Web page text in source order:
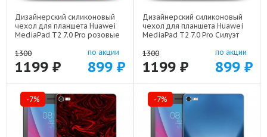
Дизайнерский силиконовый
чехол для планшета Huawei
MediaPad T2 7.0 Pro розовые
1300
1199 ₽
по акции
899 ₽
Дизайнерский силиконовый
чехол для планшета Huawei
MediaPad T2 7.0 Pro Силуэт
1300
1199 ₽
по акции
899 ₽
-7% -7%